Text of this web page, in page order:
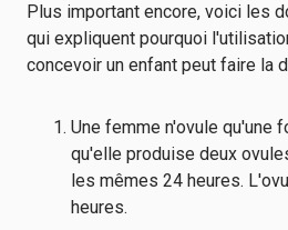
Plus important encore, voici les
qui expliquent pourquoi
concevoir un enfant peut faire la
Une femme n'ovule qu'une
qu'elle produise deux
les mêmes 24 heures.
heures.